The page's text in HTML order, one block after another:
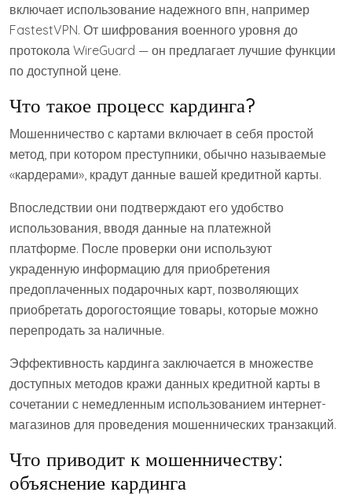
включает использование надежного впн, например
FastestVPN. От шифрования военного уровня до
протокола WireGuard — он предлагает лучшие функции
по доступной цене.
Что такое процесс кардинга?
Мошенничество с картами включает в себя простой
метод, при котором преступники, обычно называемые
«кардерами», крадут данные вашей кредитной карты.
Впоследствии они подтверждают его удобство
использования, вводя данные на платежной
платформе. После проверки они используют
украденную информацию для приобретения
предоплаченных подарочных карт, позволяющих
приобретать дорогостоящие товары, которые можно
перепродать за наличные.
Эффективность кардинга заключается в множестве
доступных методов кражи данных кредитной карты в
сочетании с немедленным использованием интернет-
магазинов для проведения мошеннических транзакций.
Что приводит к мошенничеству:
объяснение кардинга